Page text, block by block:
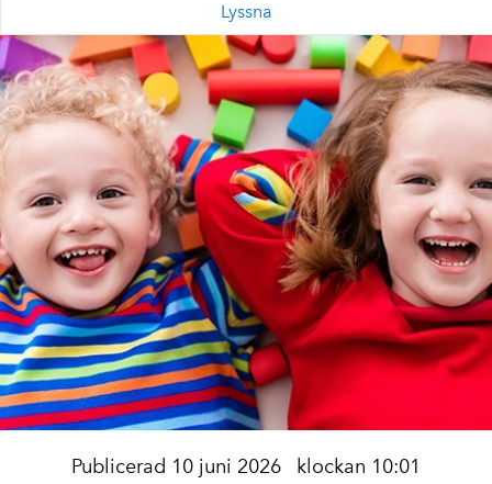
Lyssna
Publicerad 10 juni 2026 klockan 10:01